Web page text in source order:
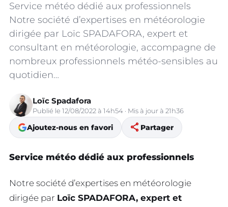
Service météo dédié aux professionnels
Notre société d’expertises en météorologie
dirigée par Loïc SPADAFORA, expert et
consultant en météorologie, accompagne de
nombreux professionnels météo-sensibles au
quotidien…
Loïc Spadafora
Publié le 12/08/2022 à 14h54 · Mis à jour à 21h36
Ajoutez-nous en favori share Partager
Service météo dédié aux professionnels
Notre société d’expertises en météorologie
dirigée par Loïc SPADAFORA, expert et